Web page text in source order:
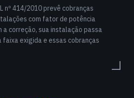
nº 414/2010 prevê cobranças
com fator de potência
a correção, sua instalação passa
faixa exigida e essas cobranças